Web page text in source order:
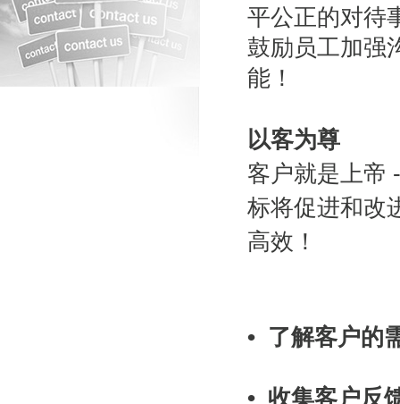
平公正的对待
鼓励员工加强
能！
以客为尊
客户就是上帝
标将促进和改
高效！
• 了解客户的
• 收集客户反